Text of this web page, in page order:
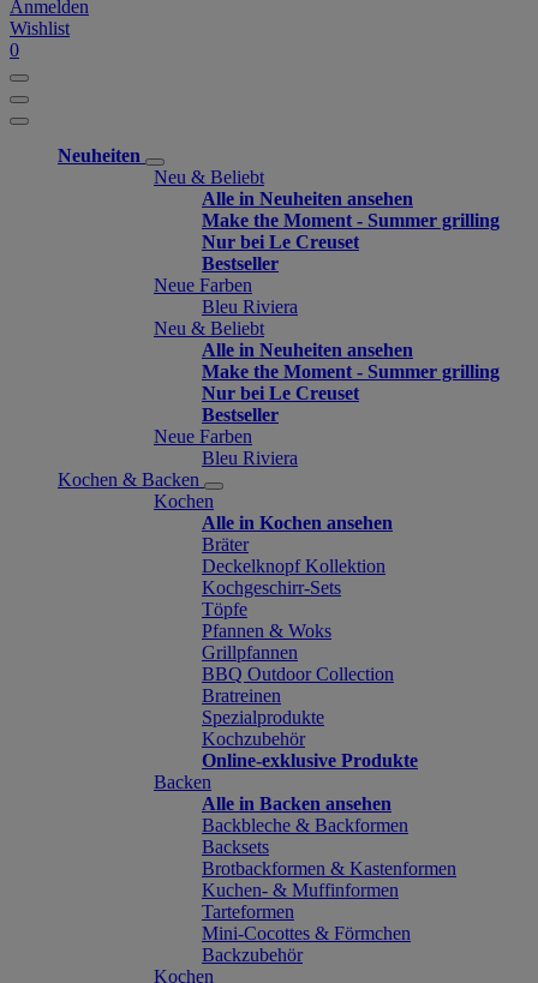
Anmelden
Wishlist
0
Neuheiten
Neu & Beliebt
Alle in Neuheiten ansehen
Make the Moment - Summer grilling
Nur bei Le Creuset
Bestseller
Neue Farben
Bleu Riviera
Neu & Beliebt
Alle in Neuheiten ansehen
Make the Moment - Summer grilling
Nur bei Le Creuset
Bestseller
Neue Farben
Bleu Riviera
Kochen & Backen
Kochen
Alle in Kochen ansehen
Bräter
Deckelknopf Kollektion
Kochgeschirr-Sets
Töpfe
Pfannen & Woks
Grillpfannen
BBQ Outdoor Collection
Bratreinen
Spezialprodukte
Kochzubehör
Online-exklusive Produkte
Backen
Alle in Backen ansehen
Backbleche & Backformen
Backsets
Brotbackformen & Kastenformen
Kuchen- & Muffinformen
Tarteformen
Mini-Cocottes & Förmchen
Backzubehör
Kochen